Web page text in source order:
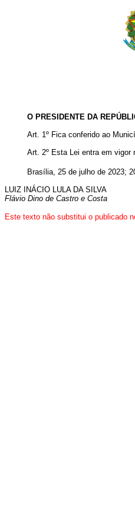
O PRESIDENTE DA
Art. 1º Fica conferido ao
Art. 2º Esta Lei entra em vigor
Brasília, 25 de julho de 2023;
LUIZ INÁCIO LULA DA SILVA
Flávio Dino de Castro e Costa
Este texto não substitui o publicado